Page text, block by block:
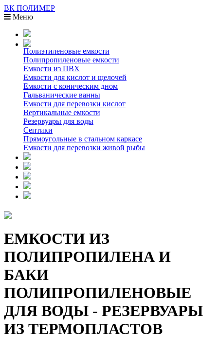
ВК ПОЛИМЕР
Меню
Полиэтиленовые емкости
Полипропиленовые емкости
Емкости из ПВХ
Емкости для кислот и щелочей
Емкости с коническим дном
Гальванические ванны
Емкости для перевозки кислот
Вертикальные емкости
Резервуары для воды
Септики
Прямоугольные в стальном каркасе
Емкости для перевозки живой рыбы
ЕМКОСТИ ИЗ
ПОЛИПРОПИЛЕНА И
БАКИ
ПОЛИПРОПИЛЕНОВЫЕ
ДЛЯ ВОДЫ - РЕЗЕРВУАРЫ
ИЗ ТЕРМОПЛАСТОВ